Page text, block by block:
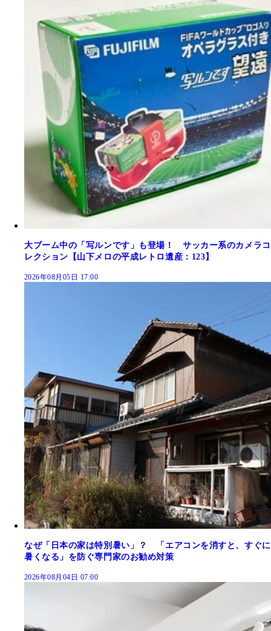
大ブーム中の「写ルンです」も登場！ サッカー系のカメラコ
レクション【山下メロの平成レトロ遺産：123】
2026年08月05日 17:00
なぜ「日本の家は特別暑い」？ 「エアコンを消すと、すぐに
暑くなる」を防ぐ専門家のお勧め対策
2026年08月04日 07:00